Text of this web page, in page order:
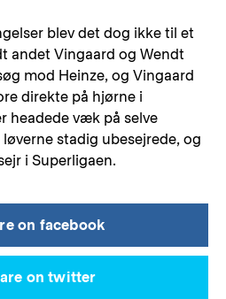
blev det dog ikke til et
andet Vingaard og Wendt
mod Heinze, og Vingaard
direkte på hjørne i
headede væk på selve
stadig ubesejrede, og
i Superligaen.
on facebook
on twitter